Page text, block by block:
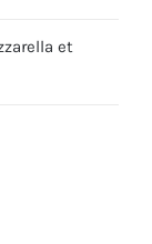
et